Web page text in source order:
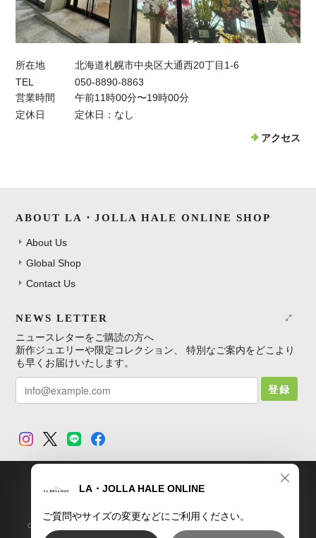
所在地
北海道札幌市中央区大通西20丁目1-6
TEL
050-8890-8863
営業時間
午前11時00分〜19時00分
定休日
定休日：なし
アクセス
ABOUT LA・JOLLA HALE ONLINE SHOP
About Us
Global Shop
Contact Us
NEWS LETTER
ニュースレターをご購読の方へ
新作ジュエリーや限定コレクション、 特別なご案内をどこより
も早くお届けいたします。
登録
TOP プライバシーポリシー 特定商取引法に基づく表記
Copyright © LA・JOLLA HALE ONLINE SHOP. All Rights Reserved.